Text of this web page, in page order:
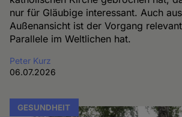
nur für Gläubige interessant. Auch
Außenansicht ist der Vorgang
Parallele im Weltlichen hat.
Peter Kurz
06.07.2026
GESUNDHEIT